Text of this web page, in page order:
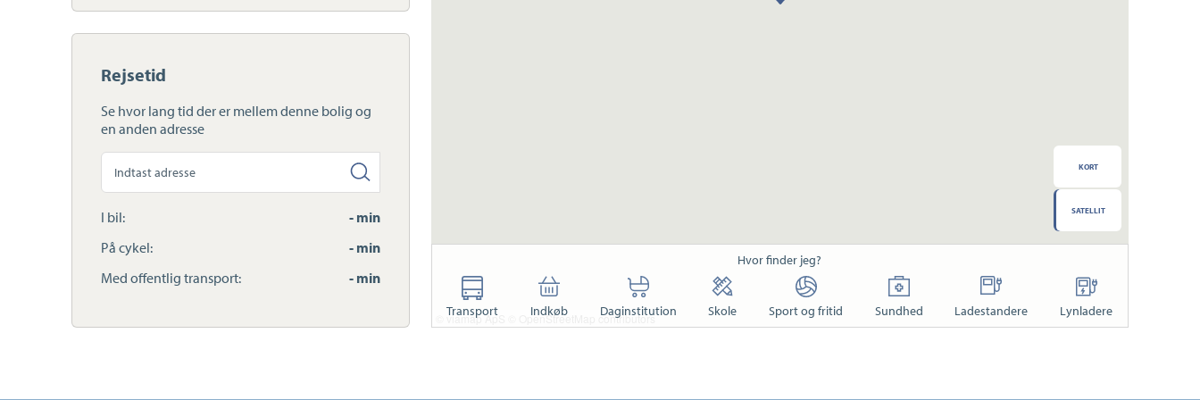
Rejsetid
Se hvor lang tid der er mellem denne bolig og
en anden adresse
Søg
anden
adresse
I bil:
- min
På cykel:
- min
Med offentlig transport:
- min
© viamap ApS © OpenStreetMap contributors
KORT
SATELLIT
Hvor finder jeg?
Transport Indkøb Daginstitution Skole Sport og fritid Sundhed Ladestandere Lynladere